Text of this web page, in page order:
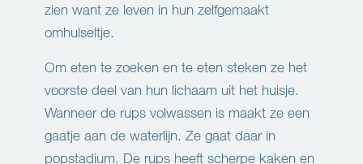
zien want ze leven in hun zelfgemaakt
omhulseltje.
Om eten te zoeken en te eten steken ze het
voorste deel van hun lichaam uit het huisje.
Wanneer de rups volwassen is maakt ze een
gaatje aan de waterlijn. Ze gaat daar in
popstadium. De rups heeft scherpe kaken en